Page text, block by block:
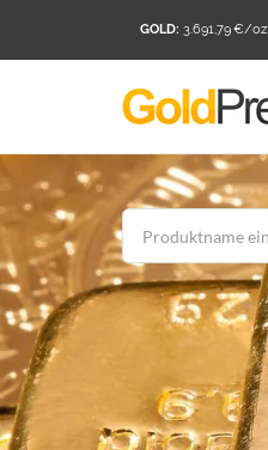
GOLD: 3.691,79 €/oz